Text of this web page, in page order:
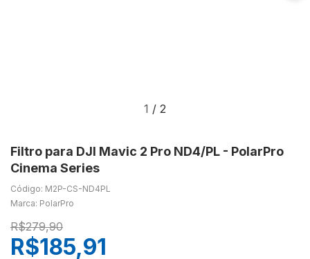
1 / 2
Filtro para DJI Mavic 2 Pro ND4/PL - PolarPro
Cinema Series
Código: M2P-CS-ND4PL
Marca: PolarPro
R$279,90
R$185,91